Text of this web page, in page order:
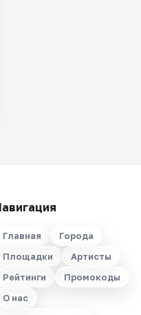
Главная
Города
Площадки
Артисты
Рейтинги
Промокоды
О нас